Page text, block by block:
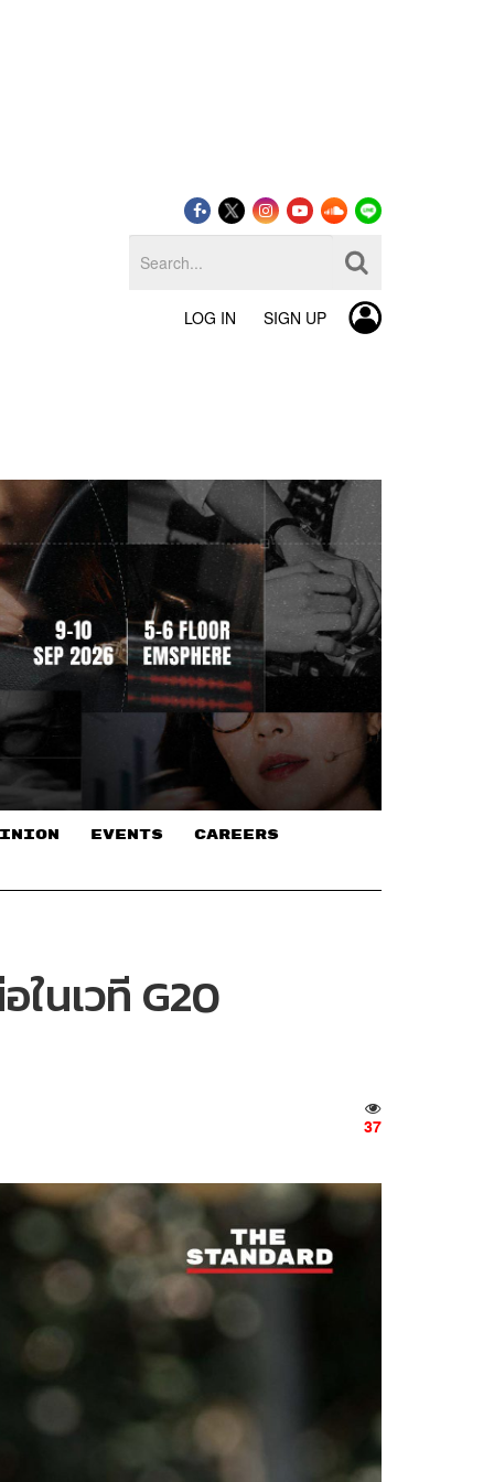
LOG IN SIGN UP
EVENTS CAREERS
นเวที G20
37